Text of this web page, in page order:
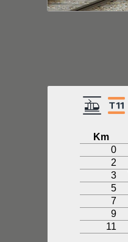
Km
0
2
3
5
7
9
11